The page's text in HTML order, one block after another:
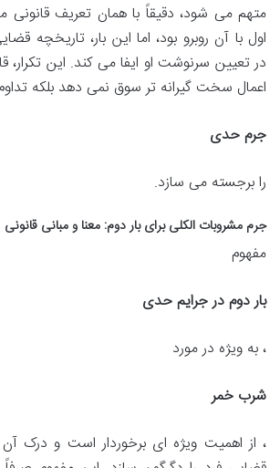
متهم می شود، دقیقاً با همان تعریف قانونی
اول با آن روبرو بود، اما این بار،
در تعیین سرنوشت او ایفا می کند. این تکرار،
اعمال سخت گیرانه تر سوق نمی دهد بلکه
جرم حدی
را برجسته می سازد.
جرم مشروبات الکلی برای بار دوم: معنا و مبانی قانونی
مفهوم
بار دوم در جرایم حدی
، به ویژه در مورد
شرب خمر
، از اهمیت ویژه ای برخوردار است و درک